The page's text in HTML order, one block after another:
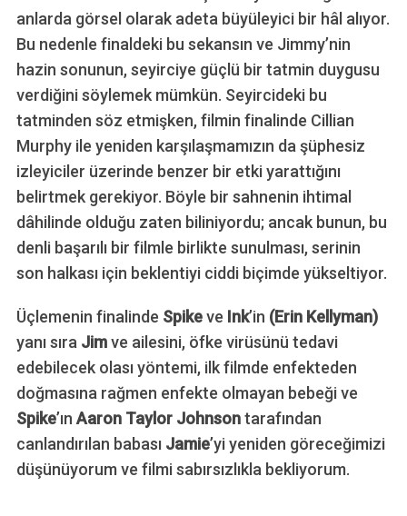
anlarda görsel olarak adeta büyüleyici bir hâl alıyor.
Bu nedenle finaldeki bu sekansın ve Jimmy’nin
hazin sonunun, seyirciye güçlü bir tatmin duygusu
verdiğini söylemek mümkün. Seyircideki bu
tatminden söz etmişken, filmin finalinde Cillian
Murphy ile yeniden karşılaşmamızın da şüphesiz
izleyiciler üzerinde benzer bir etki yarattığını
belirtmek gerekiyor. Böyle bir sahnenin ihtimal
dâhilinde olduğu zaten biliniyordu; ancak bunun, bu
denli başarılı bir filmle birlikte sunulması, serinin
son halkası için beklentiyi ciddi biçimde yükseltiyor.
Üçlemenin finalinde Spikeve Ink’in (Erin Kellyman)
yanı sıra Jimve ailesini, öfke virüsünü tedavi
edebilecek olası yöntemi, ilk filmde enfekteden
doğmasına rağmen enfekte olmayan bebeği ve
Spike’ın Aaron Taylor Johnsontarafından
canlandırılan babası Jamie’yi yeniden göreceğimizi
düşünüyorum ve filmi sabırsızlıkla bekliyorum.